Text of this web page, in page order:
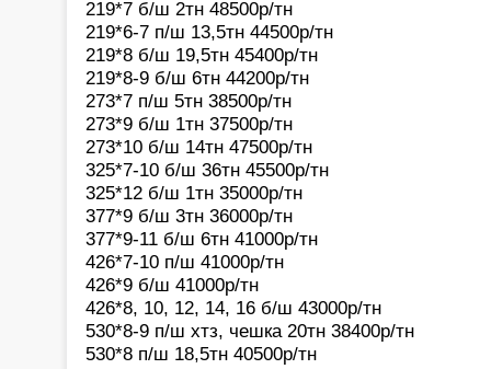
219*7 б/ш 2тн 48500р/тн
219*6-7 п/ш 13,5тн 44500р/тн
219*8 б/ш 19,5тн 45400р/тн
219*8-9 б/ш 6тн 44200р/тн
273*7 п/ш 5тн 38500р/тн
273*9 б/ш 1тн 37500р/тн
273*10 б/ш 14тн 47500р/тн
325*7-10 б/ш 36тн 45500р/тн
325*12 б/ш 1тн 35000р/тн
377*9 б/ш 3тн 36000р/тн
377*9-11 б/ш 6тн 41000р/тн
426*7-10 п/ш 41000р/тн
426*9 б/ш 41000р/тн
426*8, 10, 12, 14, 16 б/ш 43000р/тн
530*8-9 п/ш хтз, чешка 20тн 38400р/тн
530*8 п/ш 18,5тн 40500р/тн